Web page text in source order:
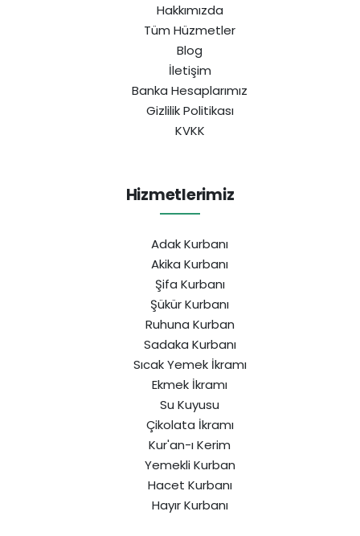
Hakkımızda
Tüm Hüzmetler
Blog
İletişim
Banka Hesaplarımız
Gizlilik Politikası
KVKK
Hizmetlerimiz
Adak Kurbanı
Akika Kurbanı
Şifa Kurbanı
Şükür Kurbanı
Ruhuna Kurban
Sadaka Kurbanı
Sıcak Yemek İkramı
Ekmek İkramı
Su Kuyusu
Çikolata İkramı
Kur'an-ı Kerim
Yemekli Kurban
Hacet Kurbanı
Hayır Kurbanı